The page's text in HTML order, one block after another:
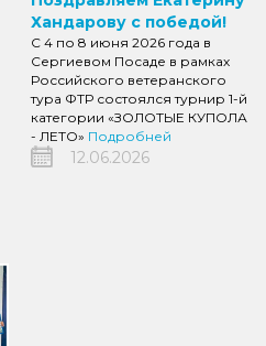
Хандарову с победой!
С 4 по 8 июня 2026 года в
Сергиевом Посаде в рамках
Российского ветеранского
тура ФТР состоялся турнир 1-й
категории «ЗОЛОТЫЕ КУПОЛА
- ЛЕТО» Подробней
12.06.2026